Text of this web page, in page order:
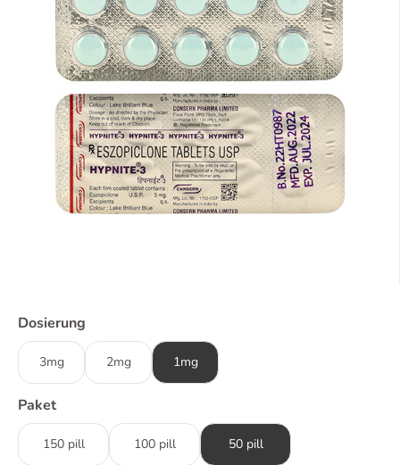
Dosierung
3mg 2mg 1mg
Paket
150 pill 100 pill 50 pill